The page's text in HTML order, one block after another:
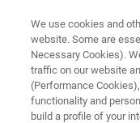
NMR TRAINING COURSES
France
We use cookies and
website. Some are
Necessary Cookies).
traffic on our website
(Performance
functionality and
build a profile of your